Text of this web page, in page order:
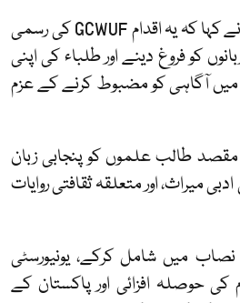
یونیورسٹی کے عہدیداروں نے کہا کہ یہ اقدام GCWUF کی رسمی
کو فروغ دینے اور طلباء کی اپنی
آگاہی کو مضبوط کرنے کے عزم
طالب علموں کو پنجابی زبان
میراث، اور متعلقہ ثقافتی روایات
میں شامل کرکے، یونیورسٹی
کی حوصلہ افزائی اور پاکستان کے